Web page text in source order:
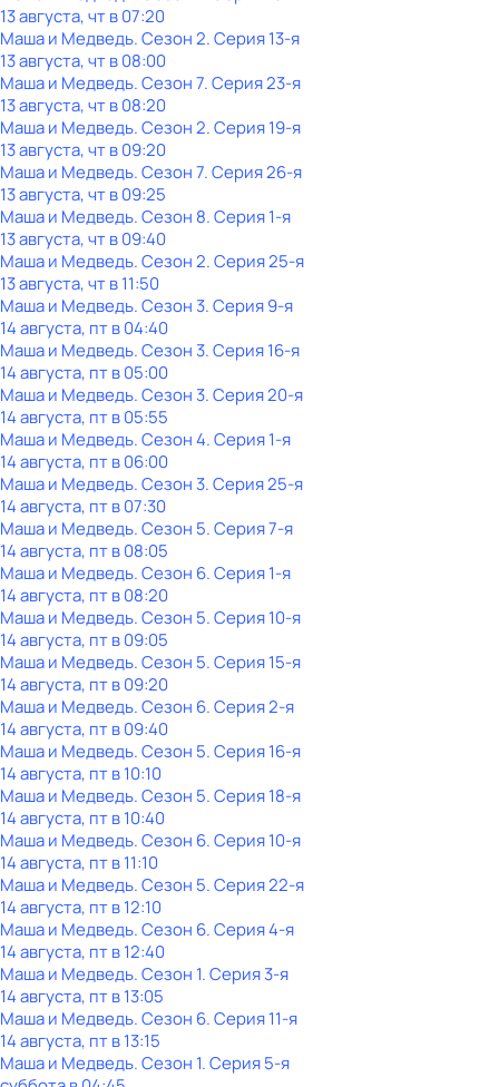
13 августа, чт в 07:20
Маша и Медведь. Сезон 2. Серия 13-я
13 августа, чт в 08:00
Маша и Медведь. Сезон 7. Серия 23-я
13 августа, чт в 08:20
Маша и Медведь. Сезон 2. Серия 19-я
13 августа, чт в 09:20
Маша и Медведь. Сезон 7. Серия 26-я
13 августа, чт в 09:25
Маша и Медведь. Сезон 8. Серия 1-я
13 августа, чт в 09:40
Маша и Медведь. Сезон 2. Серия 25-я
13 августа, чт в 11:50
Маша и Медведь. Сезон 3. Серия 9-я
14 августа, пт в 04:40
Маша и Медведь. Сезон 3. Серия 16-я
14 августа, пт в 05:00
Маша и Медведь. Сезон 3. Серия 20-я
14 августа, пт в 05:55
Маша и Медведь. Сезон 4. Серия 1-я
14 августа, пт в 06:00
Маша и Медведь. Сезон 3. Серия 25-я
14 августа, пт в 07:30
Маша и Медведь. Сезон 5. Серия 7-я
14 августа, пт в 08:05
Маша и Медведь. Сезон 6. Серия 1-я
14 августа, пт в 08:20
Маша и Медведь. Сезон 5. Серия 10-я
14 августа, пт в 09:05
Маша и Медведь. Сезон 5. Серия 15-я
14 августа, пт в 09:20
Маша и Медведь. Сезон 6. Серия 2-я
14 августа, пт в 09:40
Маша и Медведь. Сезон 5. Серия 16-я
14 августа, пт в 10:10
Маша и Медведь. Сезон 5. Серия 18-я
14 августа, пт в 10:40
Маша и Медведь. Сезон 6. Серия 10-я
14 августа, пт в 11:10
Маша и Медведь. Сезон 5. Серия 22-я
14 августа, пт в 12:10
Маша и Медведь. Сезон 6. Серия 4-я
14 августа, пт в 12:40
Маша и Медведь. Сезон 1. Серия 3-я
14 августа, пт в 13:05
Маша и Медведь. Сезон 6. Серия 11-я
14 августа, пт в 13:15
Маша и Медведь. Сезон 1. Серия 5-я